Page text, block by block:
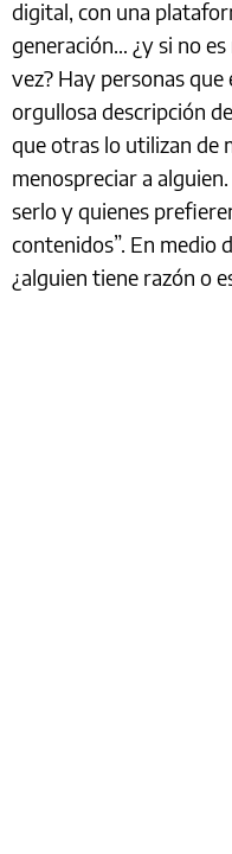
digital, con una
generación… ¿y si no es
vez? Hay personas
orgullosa descripción
que otras lo utilizan de
menospreciar a
serlo y quienes
contenidos”. En medio
¿alguien tiene razón o